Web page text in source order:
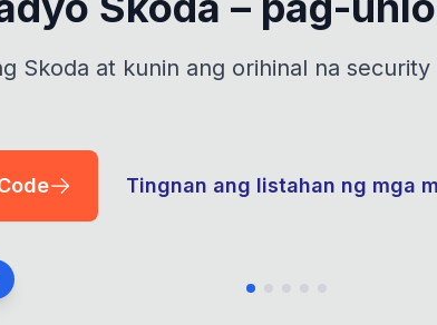
Skoda at kunin ang orihinal na
Tingnan ang listahan ng mga